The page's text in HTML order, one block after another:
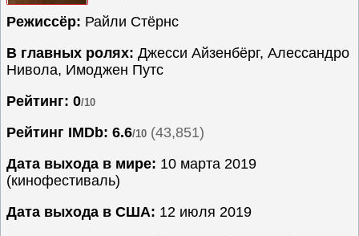
Сериалы
Триллеры
Фэнтези
Ожидаемые
Новинки
Режиссёр: Райли Стёрнс
В главных ролях: Джесси Айзенбёрг, Алессандро
Нивола, Имоджен Путс
Рейтинг: 0/10
Рейтинг IMDb: 6.6/10 (43,851)
Дата выхода в мире: 10 марта 2019
(кинофестиваль)
Дата выхода в США: 12 июля 2019